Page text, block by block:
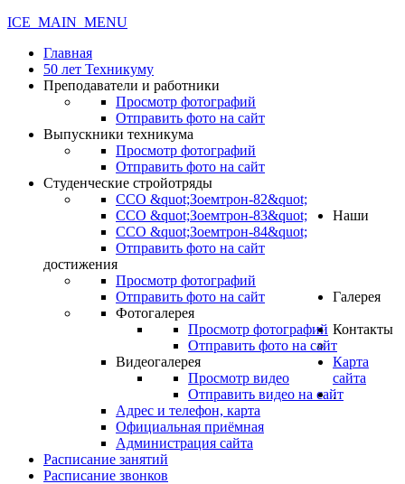
ICE_MAIN_MENU
Главная
50 лет Техникуму
Преподаватели и работники
Просмотр фотографий
Отправить фото на сайт
Выпускники техникума
Просмотр фотографий
Отправить фото на сайт
Студенческие стройотряды
ССО &quot;Зоемтрон-82&quot;
ССО &quot;Зоемтрон-83&quot;
ССО &quot;Зоемтрон-84&quot;
Отправить фото на сайт
Наши
достижения
Просмотр фотографий
Отправить фото на сайт
Галерея
Фотогалерея
Просмотр фотографий
Отправить фото на сайт
Видеогалерея
Просмотр видео
Отправить видео на сайт
Контакты
Адрес и телефон, карта
Официальная приёмная
Администрация сайта
Карта
сайта
.
Расписание занятий
Расписание звонков